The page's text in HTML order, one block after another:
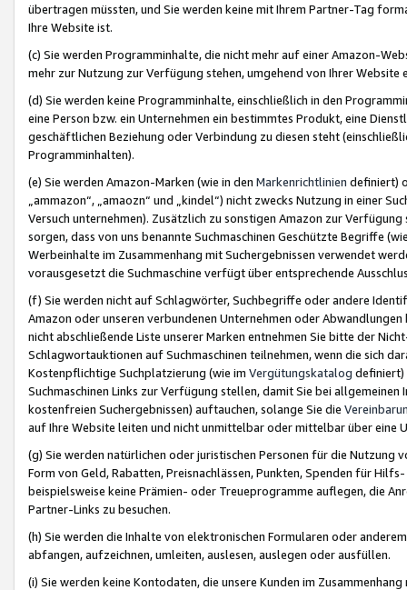
übertragen müssten, und Sie werden keine mit Ihrem Partner-Tag
Ihre Website ist.
(c) Sie werden Programminhalte, die nicht mehr auf einer Amazon-
mehr zur Nutzung zur Verfügung stehen, umgehend von Ihrer
(d) Sie werden keine Programminhalte, einschließlich in den
eine Person bzw. ein Unternehmen ein bestimmtes Produkt, eine
geschäftlichen Beziehung oder Verbindung zu diesen steht
Programminhalten).
(e) Sie werden Amazon-Marken (wie in den Markenrichtlinien definiert)
„ammazon“, „amaozn“ und „kindel“) nicht zwecks Nutzung in einer
Versuch unternehmen). Zusätzlich zu sonstigen Amazon zur
sorgen, dass von uns benannte Suchmaschinen Geschützte Begriffe
Werbeinhalte im Zusammenhang mit Suchergebnissen verwendet
vorausgesetzt die Suchmaschine verfügt über entsprechende
(f) Sie werden nicht auf Schlagwörter, Suchbegriffe oder andere
Amazon oder unseren verbundenen Unternehmen oder
nicht abschließende Liste unserer Marken entnehmen Sie bitte der
Schlagwortauktionen auf Suchmaschinen teilnehmen, wenn die sich
Kostenpflichtige Suchplatzierung (wie im Vergütungskatalog definiert)
Suchmaschinen Links zur Verfügung stellen, damit Sie bei
kostenfreien Suchergebnissen) auftauchen, solange Sie die
auf Ihre Website leiten und nicht unmittelbar oder mittelbar über eine
(g) Sie werden natürlichen oder juristischen Personen für die Nutzung
Form von Geld, Rabatten, Preisnachlässen, Punkten, Spenden für
beispielsweise keine Prämien- oder Treueprogramme auflegen, die
Partner-Links zu besuchen.
(h) Sie werden die Inhalte von elektronischen Formularen oder
abfangen, aufzeichnen, umleiten, auslesen, auslegen oder ausfüllen.
(i) Sie werden keine Kontodaten, die unsere Kunden im